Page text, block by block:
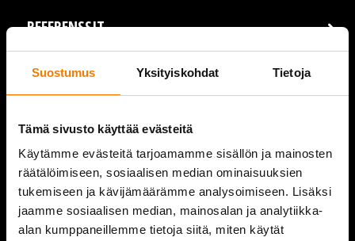
Suostumus Yksityiskohdat Tietoja
Tämä sivusto käyttää evästeitä
Käytämme evästeitä tarjoamamme sisällön ja mainosten
räätälöimiseen, sosiaalisen median ominaisuuksien
tukemiseen ja kävijämäärämme analysoimiseen. Lisäksi
jaamme sosiaalisen median, mainosalan ja analytiikka-
alan kumppaneillemme tietoja siitä, miten käytät
REFERENSSIT
AJANKOHTAISTA
YHTEYSTIEDOT